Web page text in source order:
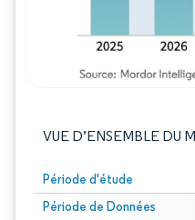
VUE D’ENSEMBLE DU
Période d'étude
Période de Données